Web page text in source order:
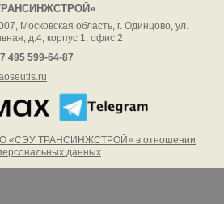
Московская область, г. Одинцово, ул.
д.4, корпус 1, офис 2
495 599-64-87
«СЭУ ТРАНСИНЖСТРОЙ» в отношении
данных